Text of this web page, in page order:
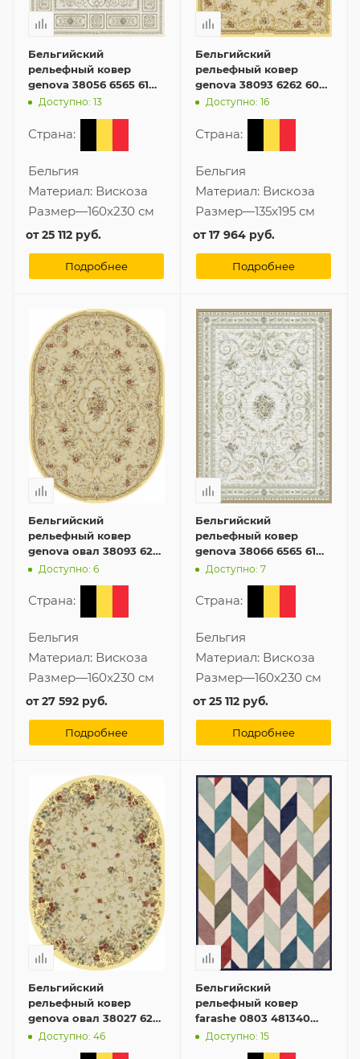
Бельгийский
рельефный ковер
genova 38056 6565 61
160x230 см из вискозы
Доступно: 13
Страна:
Бельгия
Материал: Вискоза
Размер—160x230 см
от25 112 руб.
Подробнее
Бельгийский
рельефный ковер
genova 38093 6262 60
135x195 см из вискозы
Доступно: 16
Страна:
Бельгия
Материал: Вискоза
Размер—135x195 см
от17 964 руб.
Подробнее
Бельгийский
рельефный ковер
genova овал 38093 6262
60 160x230 см из
Доступно: 6
Страна:
Бельгия
Материал: Вискоза
Размер—160x230 см
от27 592 руб.
Подробнее
Бельгийский
рельефный ковер
genova 38066 6565 61
160x230 см из вискозы
Доступно: 7
Страна:
Бельгия
Материал: Вискоза
Размер—160x230 см
от25 112 руб.
Подробнее
Бельгийский
рельефный ковер
genova овал 38027 6262
60 160x230 см из
Доступно: 46
Бельгийский
рельефный ковер
farashe 0803 481340
140x200 см из вискозы
Доступно: 15